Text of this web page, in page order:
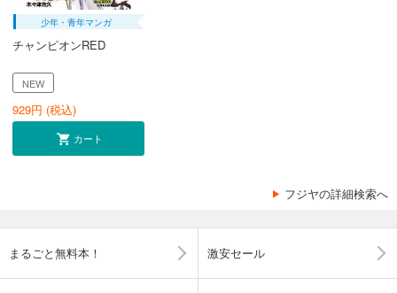
少年・青年マンガ
チャンピオンRED
NEW
929円 (税込)
カート
フジヤの詳細検索へ
まるごと無料本！ 激安セール